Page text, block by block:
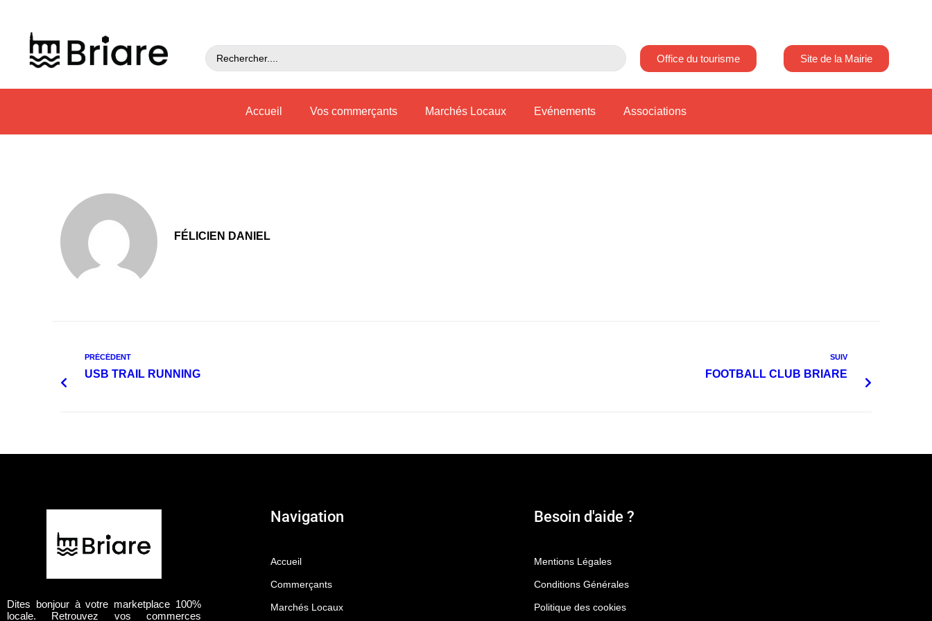
Office du tourisme Site de la Mairie
Accueil Vos commerçants Marchés Locaux Evénements Associations
FÉLICIEN DANIEL
PRÉCÉDENT
USB TRAIL RUNNING
SUIV
FOOTBALL CLUB BRIARE
Dites bonjour à votre marketplace 100%
locale. Retrouvez vos commerces
Navigation
Accueil
Commerçants
Marchés Locaux
Besoin d'aide ?
Mentions Légales
Conditions Générales
Politique des cookies